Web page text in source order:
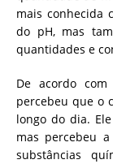
mais conhecida
do pH, mas
quantidades e
De acordo
percebeu que o
longo do dia.
mas percebeu
substâncias